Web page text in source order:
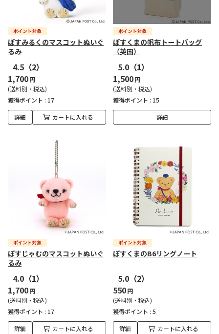
ぽすみるくのマスコットぬいぐ
るみ
4.5 （2）
1,700円
(送料別・税込)
獲得ポイント : 17
詳細 カートに入れる
ぽすくまの帆布トートバッグ
（英国）
5.0 （1）
1,500円
(送料別・税込)
獲得ポイント : 15
詳細
ぽすじゃむのマスコットぬいぐ
るみ
4.0 （1）
1,700円
(送料別・税込)
獲得ポイント : 17
詳細 カートに入れる
ぽすくまのB6リングノート
5.0 （2）
550円
(送料別・税込)
獲得ポイント : 5
詳細 カートに入れる